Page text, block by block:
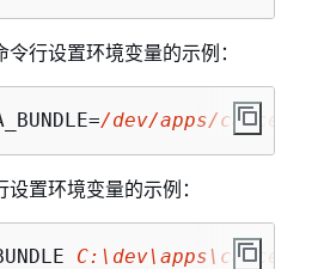
行设置环境变量的示例：
/dev/apps/ca-certs/
置环境变量的示例：
C:\dev\apps\ca-